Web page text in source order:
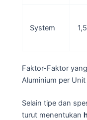
System
Faktor-Faktor
Aluminium per
Selain tipe dan
turut menentukan